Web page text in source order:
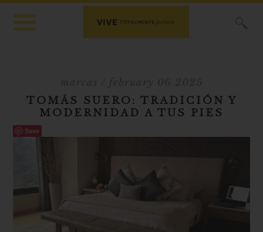
TOMÁS SUERO: TRADICIÓN Y
MODERNIDAD A TUS PIES
Save